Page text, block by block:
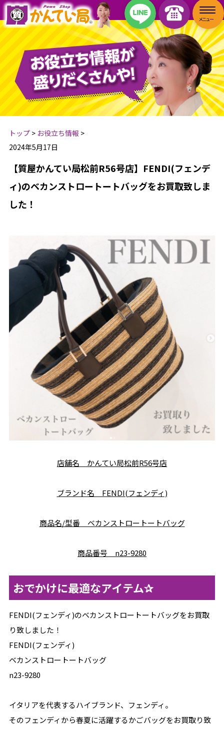
トップ> お役立ち情報 >
2024年5月17日
【質屋かんてい局松前R56号店】FENDI(フェンデ
ィ)のベカンストロートートバッグをお買取致しま
した！
店舗名 かんてい局松前R56号店
ブランド名 FENDI(フェンディ)
商品名/型番 ベカンストロートートバッグ
商品番号 n23-9280
おでかけに最適なアイテム✰
FENDI(フェンディ)のベカンストロートートバッグをお買取
り致しました！
FENDI(フェンディ)
ベカンストロートートバッグ
n23-9280
イタリアを代表するハイブランド、フェンディ。
そのフェンディから春夏に活躍するかごバッグをお買取り致